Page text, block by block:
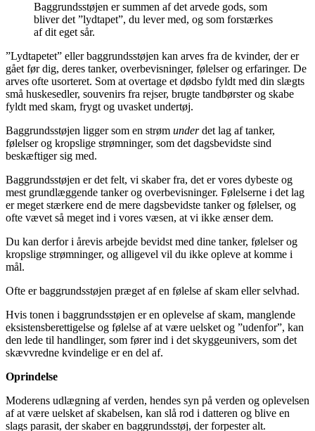
Baggrundsstøjen er summen af det arvede gods, som
bliver det ”lydtapet”, du lever med, og som forstærkes
af dit eget sår.
”Lydtapetet” eller baggrundsstøjen kan arves fra de kvinder, der er
gået før dig, deres tanker, overbevisninger, følelser og erfaringer. De
arves ofte usorteret. Som at overtage et dødsbo fyldt med din slægts
små huskesedler, souvenirs fra rejser, brugte tandbørster og skabe
fyldt med skam, frygt og uvasket undertøj.
Baggrundsstøjen ligger som en strøm underdet lag af tanker,
følelser og kropslige strømninger, som det dagsbevidste sind
beskæftiger sig med.
Baggrundsstøjen er det felt, vi skaber fra, det er vores dybeste og
mest grundlæggende tanker og overbevisninger. Følelserne i det lag
er meget stærkere end de mere dagsbevidste tanker og følelser, og
ofte vævet så meget ind i vores væsen, at vi ikke ænser dem.
Du kan derfor i årevis arbejde bevidst med dine tanker, følelser og
kropslige strømninger, og alligevel vil du ikke opleve at komme i
mål.
Ofte er baggrundsstøjen præget af en følelse af skam eller selvhad.
Hvis tonen i baggrundsstøjen er en oplevelse af skam, manglende
eksistensberettigelse og følelse af at være uelsket og ”udenfor”, kan
den lede til handlinger, som fører ind i det skyggeunivers, som det
skævvredne kvindelige er en del af.
Oprindelse
Moderens udlægning af verden, hendes syn på verden og oplevelsen
af at være uelsket af skabelsen, kan slå rod i datteren og blive en
slags parasit, der skaber en baggrundsstøj, der forpester alt.